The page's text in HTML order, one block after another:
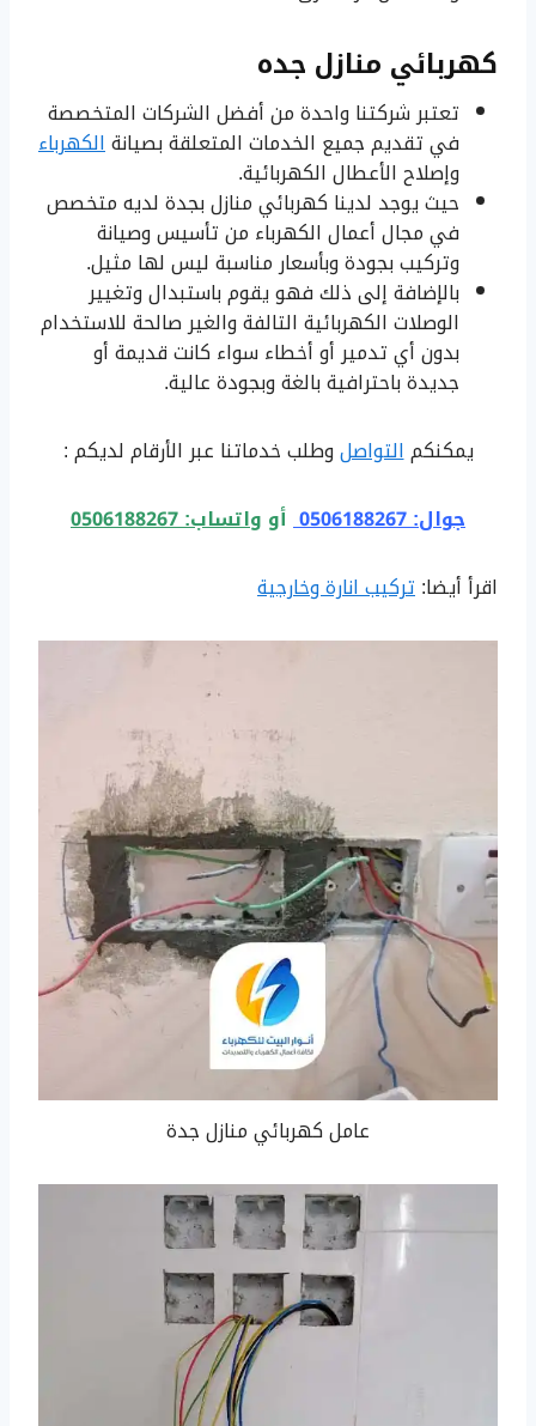
كهربائي منازل جده
تعتبر شركتنا واحدة من أفضل الشركات المتخصصة
في تقديم جميع الخدمات المتعلقة بصيانةالكهرباء
وإصلاح الأعطال الكهربائية.
حيث يوجد لدينا كهربائي منازل بجدة لديه متخصص
في مجال أعمال الكهرباء من تأسيس وصيانة
وتركيب بجودة وبأسعار مناسبة ليس لها مثيل.
بالإضافة إلى ذلك فهو يقوم باستبدال وتغيير
الوصلات الكهربائية التالفة والغير صالحة للاستخدام
بدون أي تدمير أو أخطاء سواء كانت قديمة أو
جديدة باحترافية بالغة وبجودة عالية.
يمكنكمالتواصلوطلب خدماتنا عبر الأرقام لديكم :
جوال: 0506188267
أو واتساب: 0506188267
اقرأ أيضا:تركيب انارة وخارجية
عامل كهربائي منازل جدة